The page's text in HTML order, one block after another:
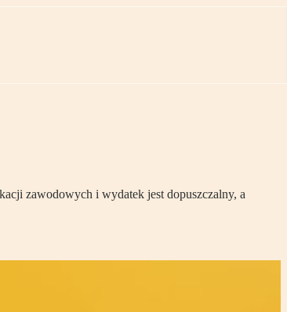
zawodowych i wydatek jest dopuszczalny, a